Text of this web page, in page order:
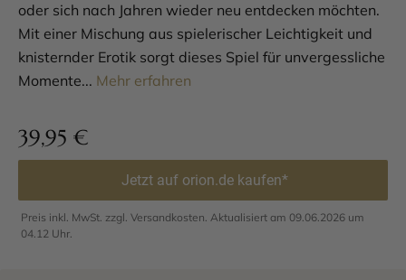
oder sich nach Jahren wieder neu entdecken möchten.
Mit einer Mischung aus spielerischer Leichtigkeit und
knisternder Erotik sorgt dieses Spiel für unvergessliche
Momente... Mehr erfahren
39,95 €
Jetzt auf orion.de kaufen*
Preis inkl. MwSt. zzgl. Versandkosten. Aktualisiert am 09.06.2026 um
04.12 Uhr.